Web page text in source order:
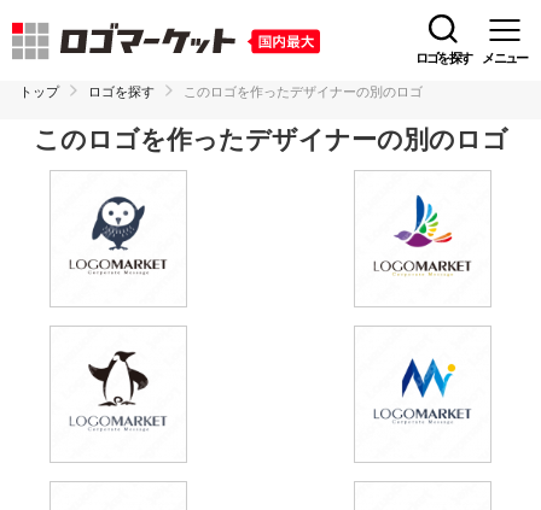
ロゴを探す メニュー
トップ ロゴを探す このロゴを作ったデザイナーの別のロゴ
このロゴを作ったデザイナーの別のロゴ